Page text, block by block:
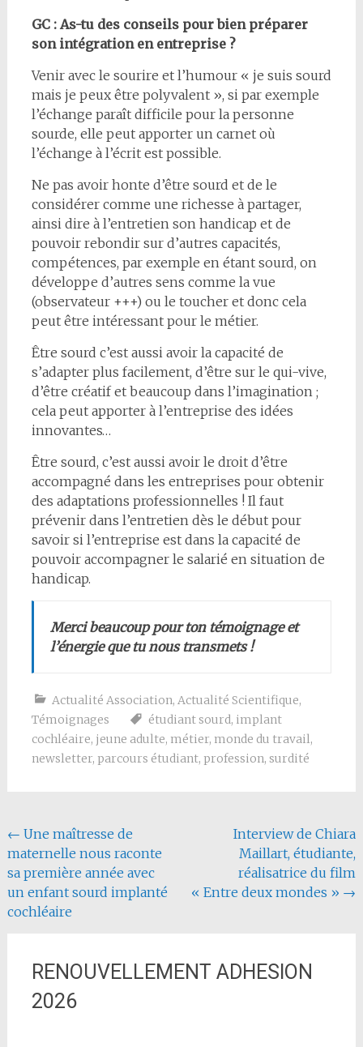
GC : As-tu des conseils pour bien préparer
son intégration en entreprise ?
Venir avec le sourire et l’humour « je suis sourd
mais je peux être polyvalent », si par exemple
l’échange paraît difficile pour la personne
sourde, elle peut apporter un carnet où
l’échange à l’écrit est possible.
Ne pas avoir honte d’être sourd et de le
considérer comme une richesse à partager,
ainsi dire à l’entretien son handicap et de
pouvoir rebondir sur d’autres capacités,
compétences, par exemple en étant sourd, on
développe d’autres sens comme la vue
(observateur +++) ou le toucher et donc cela
peut être intéressant pour le métier.
Être sourd c’est aussi avoir la capacité de
s’adapter plus facilement, d’être sur le qui-vive,
d’être créatif et beaucoup dans l’imagination ;
cela peut apporter à l’entreprise des idées
innovantes…
Être sourd, c’est aussi avoir le droit d’être
accompagné dans les entreprises pour obtenir
des adaptations professionnelles ! Il faut
prévenir dans l’entretien dès le début pour
savoir si l’entreprise est dans la capacité de
pouvoir accompagner le salarié en situation de
handicap.
Merci beaucoup pour ton témoignage et
l’énergie que tu nous transmets !
Actualité Association, Actualité Scientifique,
Témoignages
étudiant sourd, implant
cochléaire, jeune adulte, métier, monde du travail,
newsletter, parcours étudiant, profession, surdité
Navigation de l'article
← Une maîtresse de
maternelle nous raconte
sa première année avec
un enfant sourd implanté
cochléaire
Interview de Chiara
Maillart, étudiante,
réalisatrice du film
« Entre deux mondes » →
RENOUVELLEMENT ADHESION
2026